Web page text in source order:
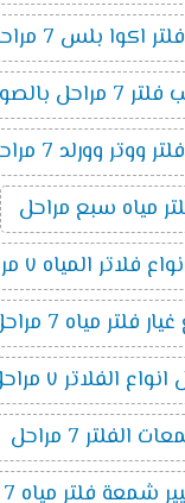
اكوا بلس 7 مراحل
مراحل بالصور
ووتر وورلد 7 مراحل
مياه سبع مراحل
فلاتر المياه ٧ مراحل
فلتر مياه 7 مراحل
الفلاتر ٧ مراحل
الفلتر 7 مراحل
فلتر مياه 7 مراحل